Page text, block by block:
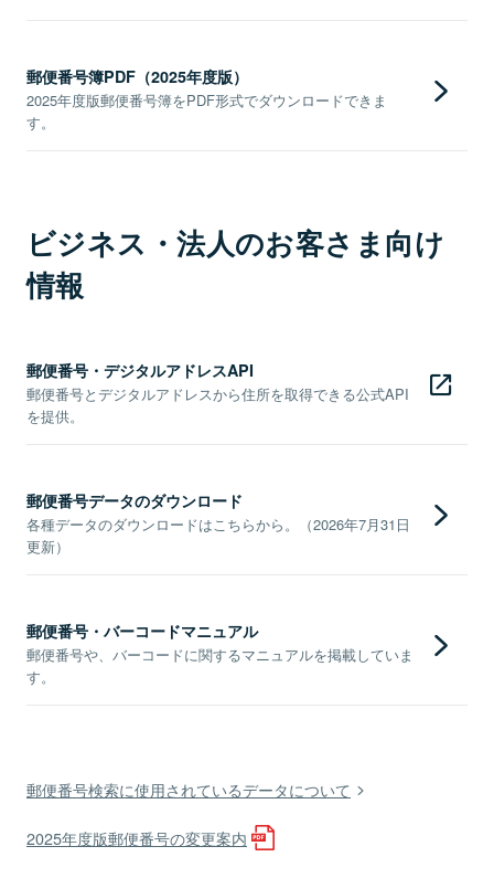
郵便番号簿PDF（2025年度版）
2025年度版郵便番号簿をPDF形式でダウンロードできま
す。
ビジネス・法人のお客さま向け
情報
郵便番号・デジタルアドレスAPI
郵便番号とデジタルアドレスから住所を取得できる公式API
を提供。
郵便番号データのダウンロード
各種データのダウンロードはこちらから。（2026年7月31日
更新）
郵便番号・バーコードマニュアル
郵便番号や、バーコードに関するマニュアルを掲載していま
す。
郵便番号検索に使用されているデータについて
2025年度版郵便番号の変更案内